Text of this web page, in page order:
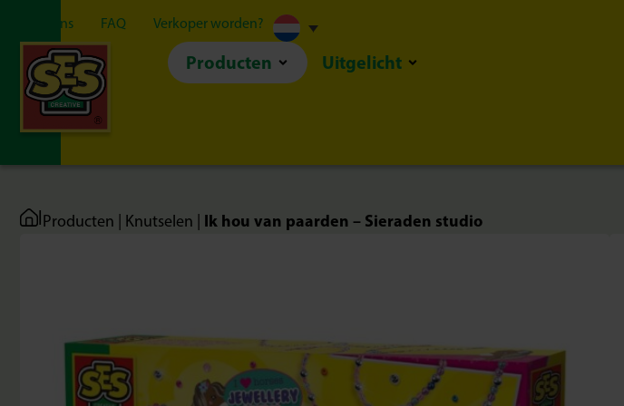
Over ons FAQ Verkoper worden?
Producten Uitgelicht
|Producten Knutselen Ik hou van paarden – Sieraden studio